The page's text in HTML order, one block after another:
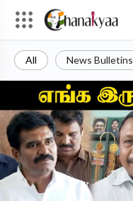
All News Bulletins